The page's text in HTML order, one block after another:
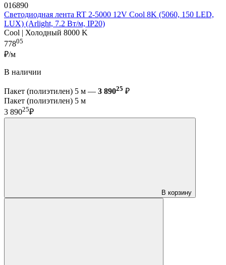
016890
Светодиодная лента RT 2-5000 12V Cool 8K (5060, 150 LED,
LUX) (Arlight, 7.2 Вт/м, IP20)
Cool | Холодный 8000 K
77805
₽/м
В наличии
Пакет (полиэтилен) 5 м — 3 89025 ₽
Пакет (полиэтилен) 5 м
3 89025₽
В корзину